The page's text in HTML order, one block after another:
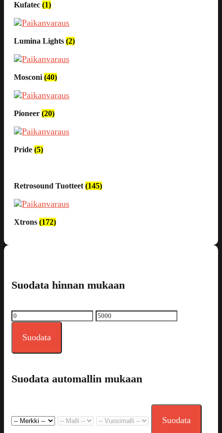
Kufatec (1)
Lumina Lights (2)
Mosconi (40)
Pioneer (20)
Pride (5)
Retrosound Tuotteet (145)
Xtrons (172)
Suodata hinnan mukaan
Minimihinta Maksimihinta
Suodata
Suodata automallin mukaan
Suodata